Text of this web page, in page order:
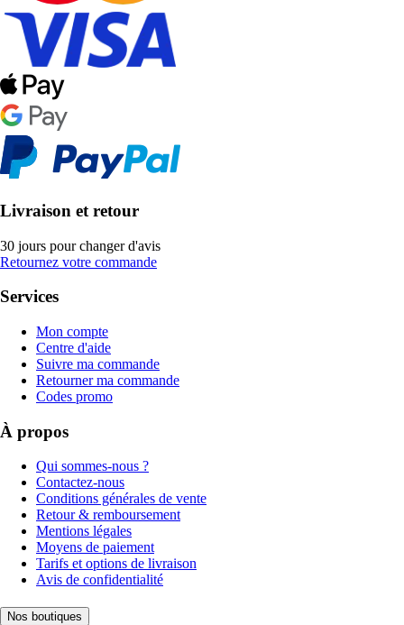
Livraison et retour
30 jours pour changer d'avis
Retournez votre commande
Services
Mon compte
Centre d'aide
Suivre ma commande
Retourner ma commande
Codes promo
À propos
Qui sommes-nous ?
Contactez-nous
Conditions générales de vente
Retour & remboursement
Mentions légales
Moyens de paiement
Tarifs et options de livraison
Avis de confidentialité
Nos boutiques